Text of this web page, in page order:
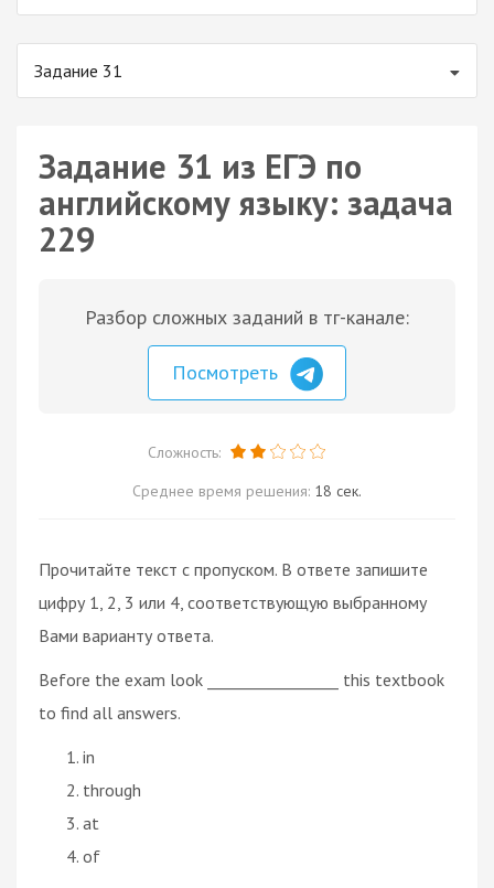
Задание 31
Задание 31 из ЕГЭ по
английскому языку: задача
229
Разбор сложных заданий в тг-канале:
Посмотреть
Сложность:
Среднее время решения: 18 сек.
Прочитайте текст с пропуском. В ответе запишите
цифру 1, 2, 3 или 4, соответствующую выбранному
Вами варианту ответа.
Before the exam look _________________ this textbook
to find all answers.
in
through
at
of